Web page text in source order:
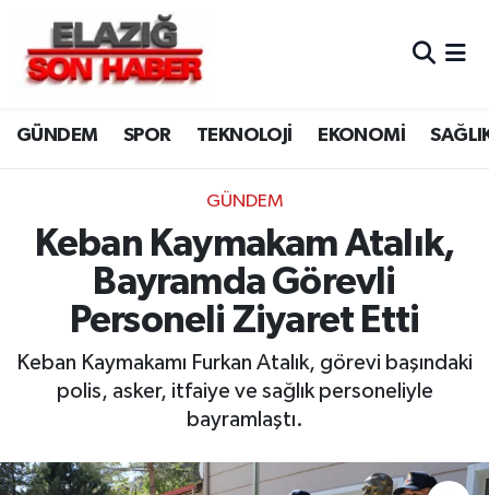
GÜNDEM SPOR TEKNOLOJİ EKONOMİ
GÜNDEM
Keban Kaymakam Atalık,
Bayramda Görevli
Personeli Ziyaret Etti
Keban Kaymakamı Furkan Atalık, görevi başındaki
polis, asker, itfaiye ve sağlık personeliyle
bayramlaştı.
CANLI YAYIN
ASAYİŞ
BİLİM VE TEKNOLOJİ
DÜNYA
EĞİTİM
EKONOMİ
GENEL
Merkez Hava Durumu
Merkez Trafik Yoğunluk Haritası
Süper Lig Puan Durumu ve Fikstür
Tüm Manşetler
Son Dakika Haberleri
Haber Arşivi